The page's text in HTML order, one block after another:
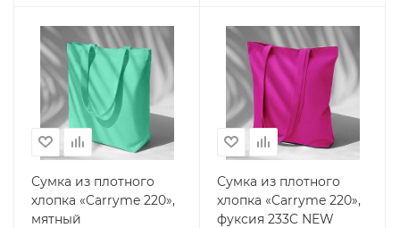
Сумка из плотного
хлопка «Carryme 220»,
мятный
Сумка из плотного
хлопка «Carryme 220»,
фуксия 233C NEW